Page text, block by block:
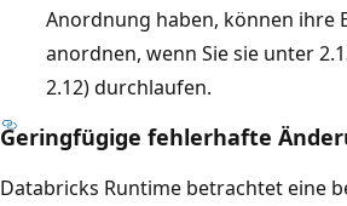
Anordnung haben, können ihre
anordnen, wenn Sie sie unter
2.12) durchlaufen.
Geringfügige fehlerhafte
Databricks Runtime betrachtet eine